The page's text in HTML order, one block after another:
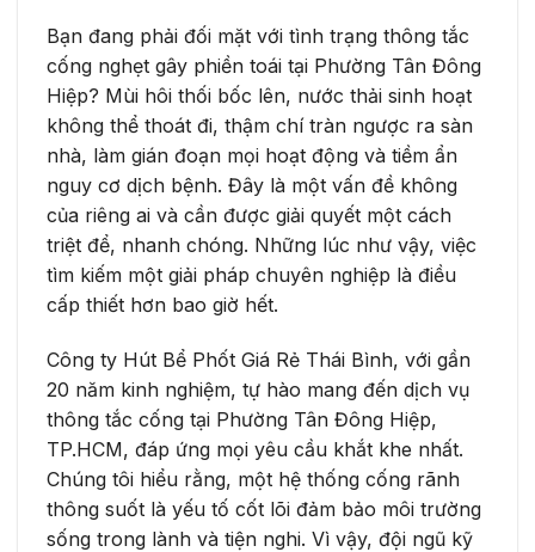
Bạn đang phải đối mặt với tình trạng thông tắc
cống nghẹt gây phiền toái tại Phường Tân Đông
Hiệp? Mùi hôi thối bốc lên, nước thải sinh hoạt
không thể thoát đi, thậm chí tràn ngược ra sàn
nhà, làm gián đoạn mọi hoạt động và tiềm ẩn
nguy cơ dịch bệnh. Đây là một vấn đề không
của riêng ai và cần được giải quyết một cách
triệt để, nhanh chóng. Những lúc như vậy, việc
tìm kiếm một giải pháp chuyên nghiệp là điều
cấp thiết hơn bao giờ hết.
Công ty Hút Bể Phốt Giá Rẻ Thái Bình, với gần
20 năm kinh nghiệm, tự hào mang đến dịch vụ
thông tắc cống tại Phường Tân Đông Hiệp,
TP.HCM, đáp ứng mọi yêu cầu khắt khe nhất.
Chúng tôi hiểu rằng, một hệ thống cống rãnh
thông suốt là yếu tố cốt lõi đảm bảo môi trường
sống trong lành và tiện nghi. Vì vậy, đội ngũ kỹ